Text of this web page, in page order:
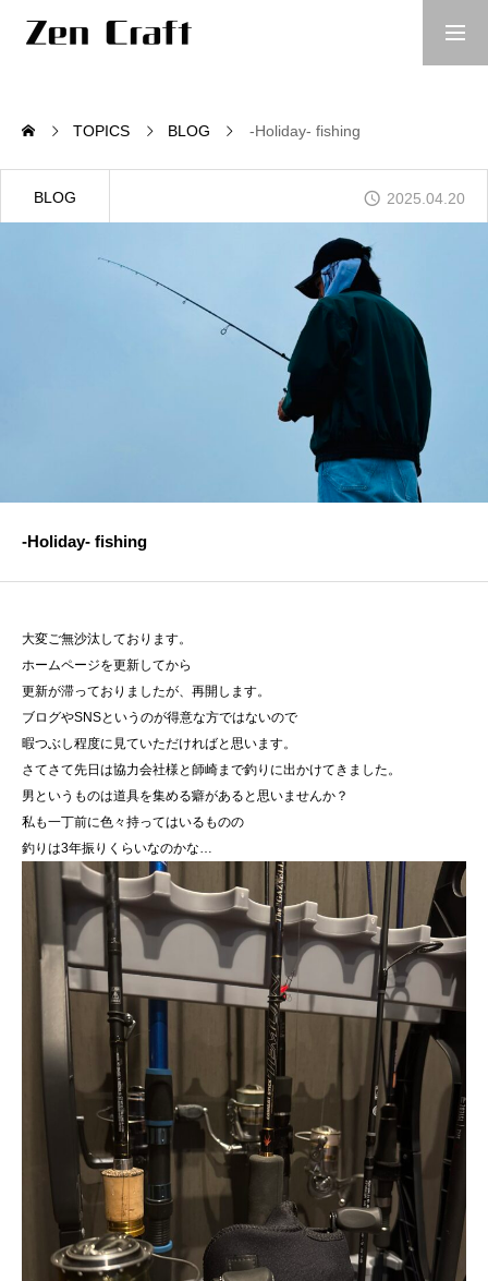
COMPANY
WORKS
プライバシーポリシー
TOPICS BLOG -Holiday- fishing
BLOG 2025.04.20
-Holiday- fishing
大変ご無沙汰しております。
ホームページを更新してから
更新が滞っておりましたが、再開します。
ブログやSNSというのが得意な方ではないので
暇つぶし程度に見ていただければと思います。
さてさて先日は協力会社様と師崎まで釣りに出かけてきました。
男というものは道具を集める癖があると思いませんか？
私も一丁前に色々持ってはいるものの
釣りは3年振りくらいなのかな…